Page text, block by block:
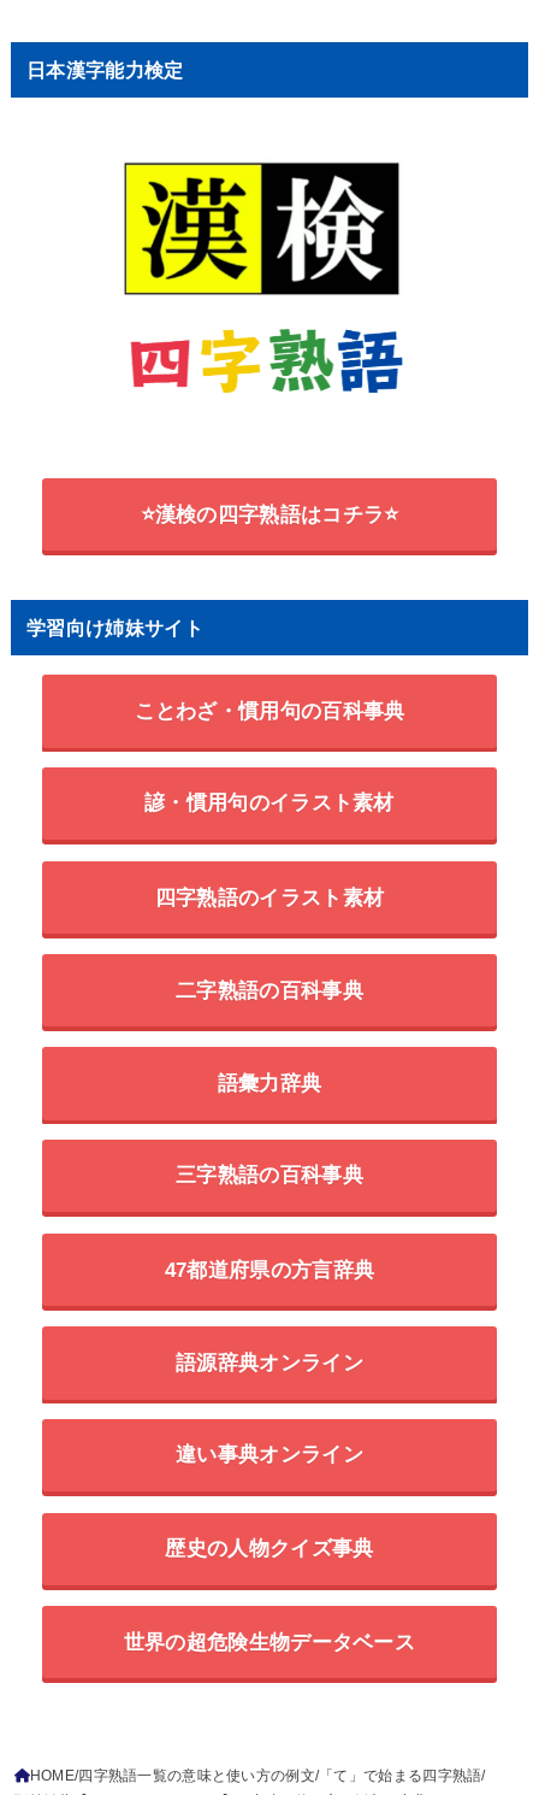
日本漢字能力検定
⭐漢検の四字熟語はコチラ⭐
学習向け姉妹サイト
ことわざ・慣用句の百科事典
諺・慣用句のイラスト素材
四字熟語のイラスト素材
二字熟語の百科事典
語彙力辞典
三字熟語の百科事典
47都道府県の方言辞典
語源辞典オンライン
違い事典オンライン
歴史の人物クイズ事典
世界の超危険生物データベース
HOME 四字熟語一覧の意味と使い方の例文 「て」で始まる四字熟語